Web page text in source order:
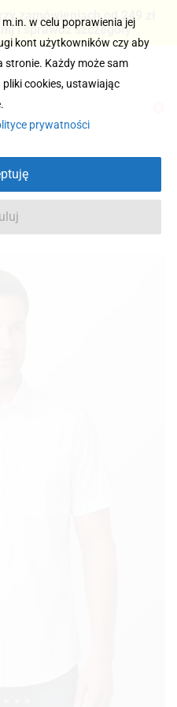
zamówieniach od 249 zł
i sprawdź szczegóły
w celu poprawienia jej
kont użytkowników czy aby
stronie. Każdy może sam
cookies, ustawiając
prywatności